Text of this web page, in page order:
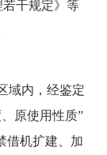
干规定》等
域内，经鉴定
原使用性质”
借机扩建、加